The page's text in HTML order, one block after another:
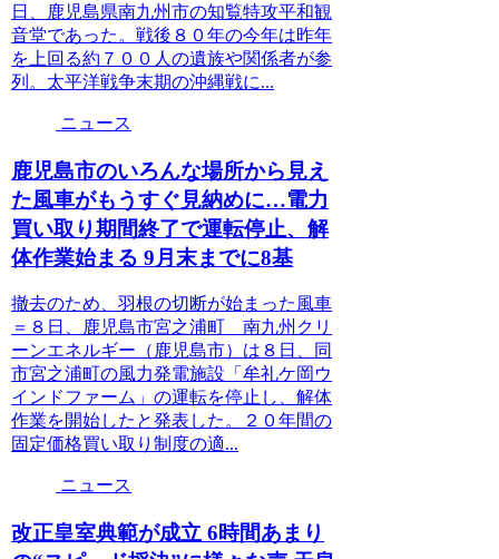
日、鹿児島県南九州市の知覧特攻平和観
音堂であった。戦後８０年の今年は昨年
を上回る約７００人の遺族や関係者が参
列。太平洋戦争末期の沖縄戦に...
ニュース
鹿児島市のいろんな場所から見え
た風車がもうすぐ見納めに…電力
買い取り期間終了で運転停止、解
体作業始まる 9月末までに8基
撤去のため、羽根の切断が始まった風車
＝８日、鹿児島市宮之浦町 南九州クリ
ーンエネルギー（鹿児島市）は８日、同
市宮之浦町の風力発電施設「牟礼ケ岡ウ
インドファーム」の運転を停止し、解体
作業を開始したと発表した。２０年間の
固定価格買い取り制度の適...
ニュース
改正皇室典範が成立 6時間あまり